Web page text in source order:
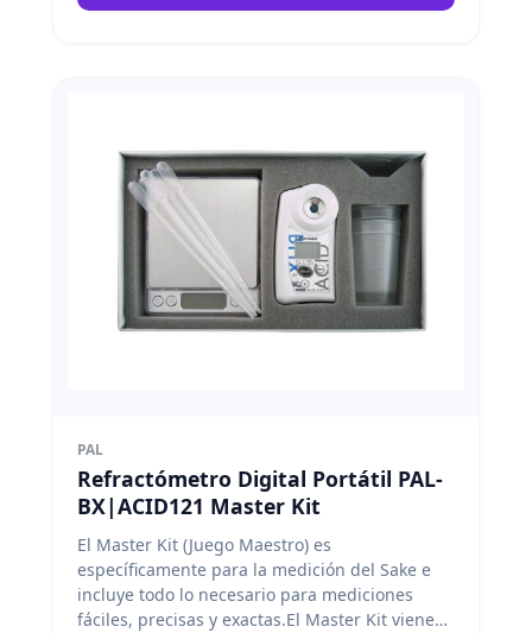
PAL
Refractómetro Digital Portátil PAL-
BX|ACID121 Master Kit
El Master Kit (Juego Maestro) es
específicamente para la medición del Sake e
incluye todo lo necesario para mediciones
fáciles, precisas y exactas.El Master Kit viene